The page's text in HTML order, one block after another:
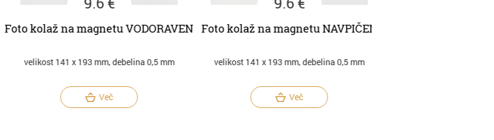
Foto kolaž na magnetu VODORAVEN
velikost 141 x 193 mm, debelina 0,5 mm
Več
Foto kolaž na magnetu NAVPIČEN
velikost 141 x 193 mm, debelina 0,5 mm
Več